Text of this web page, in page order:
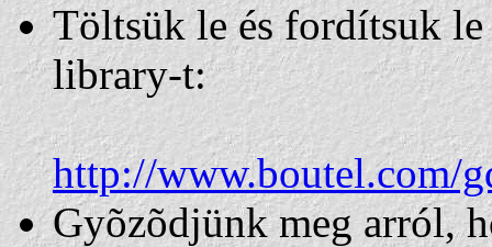
Töltsük le és fordítsuk
library-t:
http://www.boutel.com/
Gyõzõdjünk meg arról,